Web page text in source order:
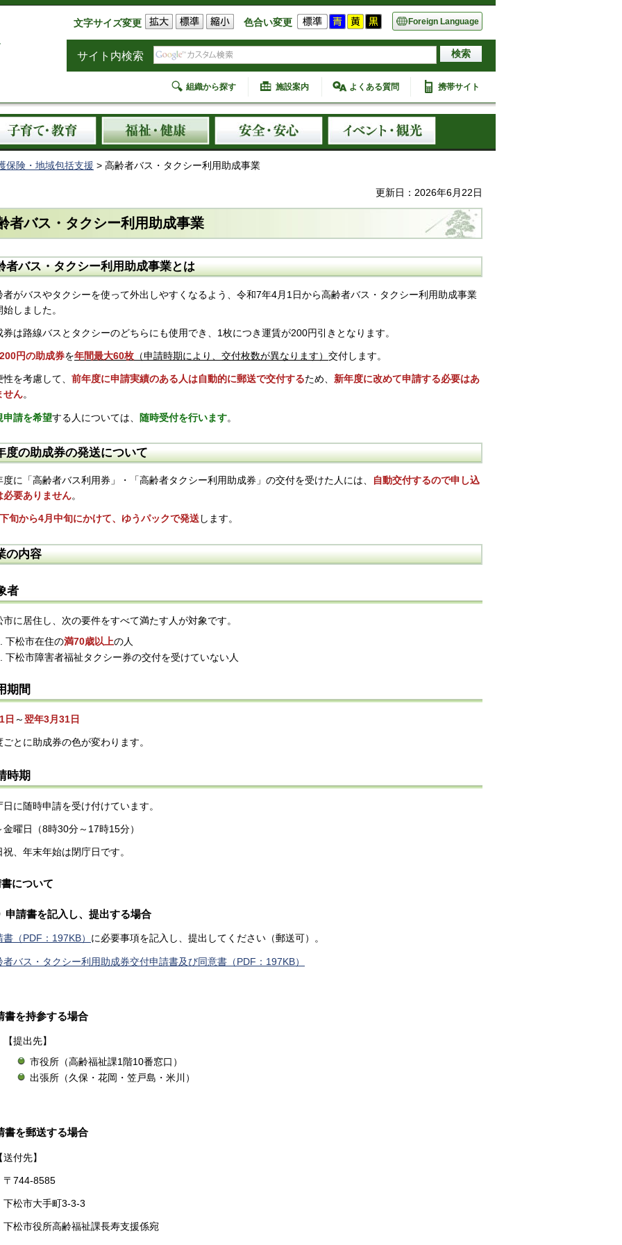
文字サイズ変更 色合い変更 Foreign Language
サイト内検索
組織から探す 施設案内 よくある質問 携帯サイト
保険・地域包括支援 > 高齢者バス・タクシー利用助成事業
更新日：2026年6月22日
者バス・タクシー利用助成事業
者バス・タクシー利用助成事業とは
者がバスやタクシーを使って外出しやすくなるよう、令和7年4月1日から高齢者バス・タクシー利用助成事業
始しました。
券は路線バスとタクシーのどちらにも使用でき、1枚につき運賃が200円引きとなります。
円の助成券を年間最大60枚 （申請時期により、交付枚数が異なります） 交付します。
性を考慮して、 前年度に申請実績のある人は自動的に郵送で交付するため、 新年度に改めて申請する必要はあ
せん。
申請を希望する人については、 随時受付を行います。
度の助成券の発送について
度に「高齢者バス利用券」・「高齢者タクシー利用助成券」の交付を受けた人には、
自動交付するので申し込
必要ありません。
旬から4月中旬にかけて、ゆうパックで発送します。
の内容
者
市に居住し、次の要件をすべて満たす人が対象です。
下松市在住の満70歳以上の人
下松市障害者福祉タクシー券の交付を受けていない人
期間
日 ～翌年3月31日
ごとに助成券の色が変わります。
時期
日に随時申請を受け付けています。
金曜日（8時30分～17時15分）
祝、年末年始は閉庁日です。
について
申請書を記入し、提出する場合
書（PDF：197KB） に必要事項を記入し、提出してください（郵送可）。
者バス・タクシー利用助成券交付申請書及び同意書（PDF：197KB）
書を持参する場合
【提出先】
市役所（高齢福祉課1階10番窓口）
出張所（久保・花岡・笠戸島・米川）
書を郵送する場合
送付先】
〒744-8585
下松市大手町3-3-3
下松市役所高齢福祉課長寿支援係宛